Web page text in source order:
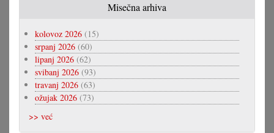
Misečna arhiva
kolovoz 2026 (15)
srpanj 2026 (60)
lipanj 2026 (62)
svibanj 2026 (93)
travanj 2026 (63)
ožujak 2026 (73)
>> već